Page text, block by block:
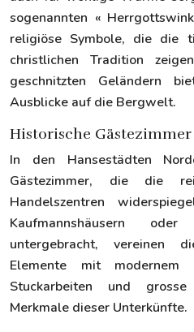
sogenannten «
religiöse Symbole, die die
christlichen Tradition
geschnitzten Geländern
Ausblicke auf die Bergwelt.
Historische
In den Hansestädten
Gästezimmer, die die
Handelszentren
Kaufmannshäusern
untergebracht, vereinen
Elemente mit modernem
Stuckarbeiten und
Merkmale dieser Unterkünfte.